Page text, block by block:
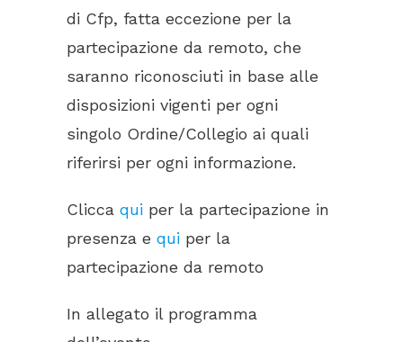
di Cfp, fatta eccezione per la
partecipazione da remoto, che
saranno riconosciuti in base alle
disposizioni vigenti per ogni
singolo Ordine/Collegio ai quali
riferirsi per ogni informazione.
Clicca qui per la partecipazione in
presenza e qui per la
partecipazione da remoto
In allegato il programma